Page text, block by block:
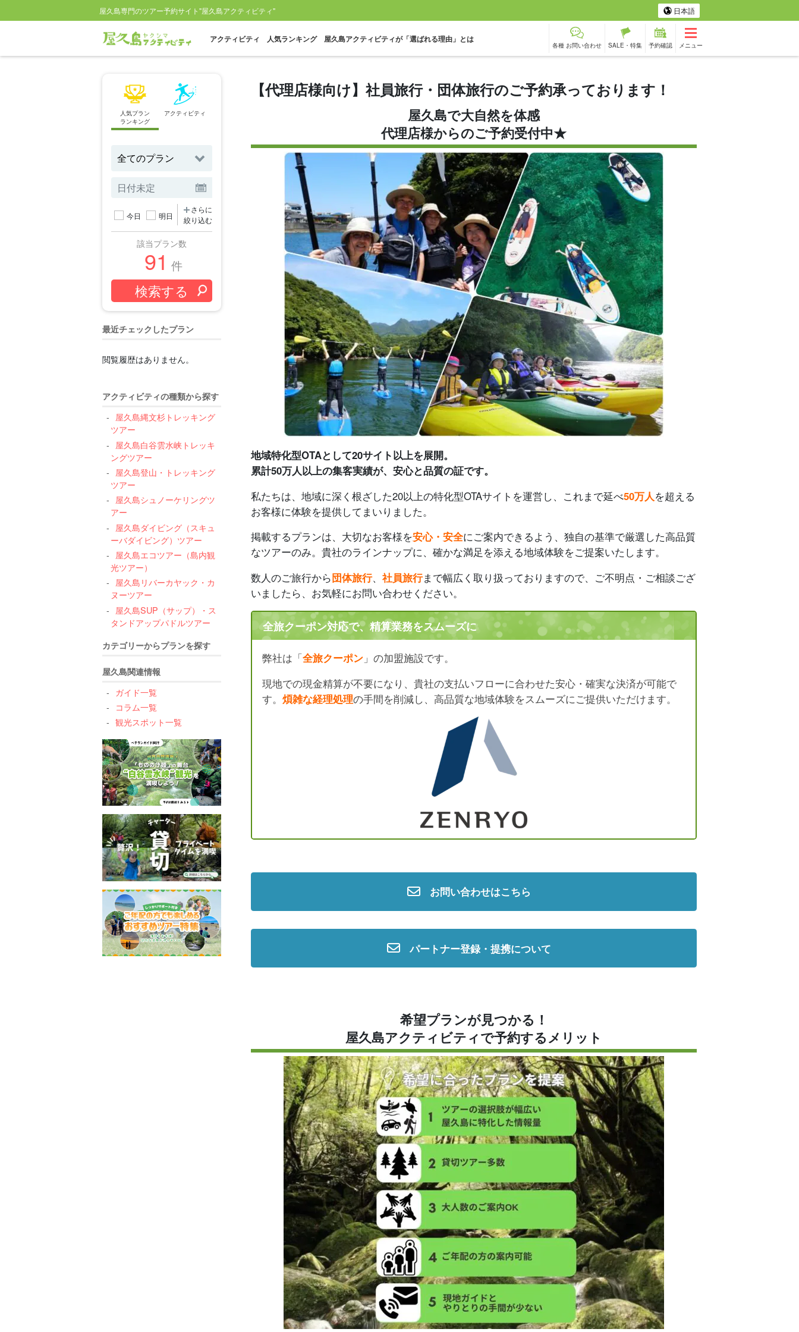
屋久島専門のツアー予約サイト"屋久島アクティビティ" 日本語
アクティビティ 人気ランキング 屋久島アクティビティが「選ばれる理由」とは
各種 お問い合わせ SALE・特集 予約確認 メニュー
人気プラン
ランキング
アクティビティ
白谷雲水峡
ツアー
縄文杉ツアー ウミガメツアー
今日 明日
さらに
絞り込む
該当プラン数
91 件
最近チェックしたプラン
閲覧履歴はありません。
アクティビティの種類から探す
屋久島縄文杉トレッキング
ツアー
屋久島白谷雲水峡トレッキ
ングツアー
屋久島登山・トレッキング
ツアー
屋久島シュノーケリングツ
アー
屋久島ダイビング（スキュ
ーバダイビング）ツアー
屋久島エコツアー（島内観
光ツアー）
屋久島リバーカヤック・カ
ヌーツアー
屋久島SUP（サップ）・ス
タンドアップパドルツアー
カテゴリーからプランを探す
屋久島関連情報
ガイド一覧
コラム一覧
観光スポット一覧
【代理店様向け】社員旅行・団体旅行のご予約承っております！
屋久島で大自然を体感
代理店様からのご予約受付中★
地域特化型OTAとして20サイト以上を展開。
累計50万人以上の集客実績が、安心と品質の証です。
私たちは、地域に深く根ざした20以上の特化型OTAサイトを運営し、これまで延べ50万人を超える
お客様に体験を提供してまいりました。
掲載するプランは、大切なお客様を安心・安全にご案内できるよう、独自の基準で厳選した高品質
なツアーのみ。貴社のラインナップに、確かな満足を添える地域体験をご提案いたします。
数人のご旅行から団体旅行、 社員旅行まで幅広く取り扱っておりますので、ご不明点・ご相談ござ
いましたら、お気軽にお問い合わせください。
全旅クーポン対応で、精算業務をスムーズに
弊社は「全旅クーポン」の加盟施設です。
現地での現金精算が不要になり、貴社の支払いフローに合わせた安心・確実な決済が可能で
す。 煩雑な経理処理の手間を削減し、高品質な地域体験をスムーズにご提供いただけます。
お問い合わせはこちら
パートナー登録・提携について
希望プランが見つかる！
屋久島アクティビティで予約するメリット